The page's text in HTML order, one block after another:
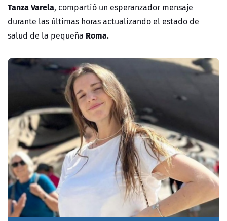
Tanza Varela, compartió un esperanzador mensaje
durante las últimas horas actualizando el estado de
salud de la pequeña Roma.